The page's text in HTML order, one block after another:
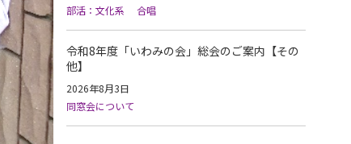
部活：文化系
合唱
令和8年度「いわみの会」総会のご案内【その
他】
2026年8月3日
同窓会について